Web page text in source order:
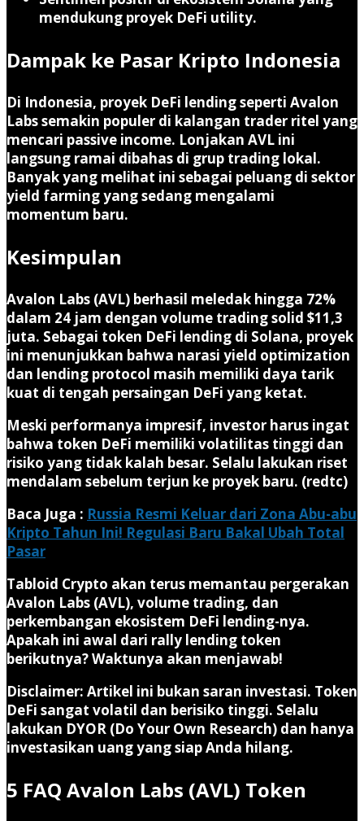
mendukung proyek DeFi utility.
Dampak ke Pasar Kripto Indonesia
Di Indonesia, proyek DeFi lending seperti Avalon
Labs semakin populer di kalangan trader ritel yang
mencari passive income. Lonjakan AVL ini
langsung ramai dibahas di grup trading lokal.
Banyak yang melihat ini sebagai peluang di sektor
yield farming yang sedang mengalami
momentum baru.
Kesimpulan
Avalon Labs (AVL) berhasil meledak hingga 72%
dalam 24 jam dengan volume trading solid $11,3
juta. Sebagai token DeFi lending di Solana, proyek
ini menunjukkan bahwa narasi yield optimization
dan lending protocol masih memiliki daya tarik
kuat di tengah persaingan DeFi yang ketat.
Meski performanya impresif, investor harus ingat
bahwa token DeFi memiliki volatilitas tinggi dan
risiko yang tidak kalah besar. Selalu lakukan riset
mendalam sebelum terjun ke proyek baru. (redtc)
Baca Juga : Russia Resmi Keluar dari Zona Abu-abu
Kripto Tahun Ini! Regulasi Baru Bakal Ubah Total
Pasar
Tabloid Crypto akan terus memantau pergerakan
Avalon Labs (AVL), volume trading, dan
perkembangan ekosistem DeFi lending-nya.
Apakah ini awal dari rally lending token
berikutnya? Waktunya akan menjawab!
Disclaimer: Artikel ini bukan saran investasi. Token
DeFi sangat volatil dan berisiko tinggi. Selalu
lakukan DYOR (Do Your Own Research) dan hanya
investasikan uang yang siap Anda hilang.
5 FAQ Avalon Labs (AVL) Token